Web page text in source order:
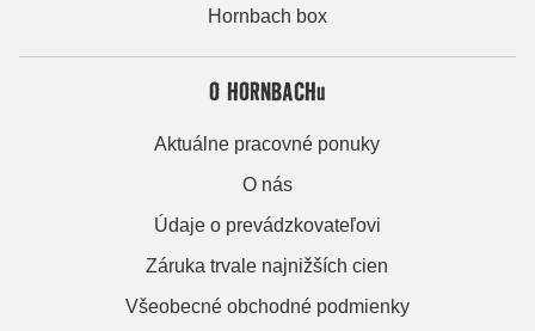
Hornbach box
O HORNBACHu
Aktuálne pracovné ponuky
O nás
Údaje o prevádzkovateľovi
Záruka trvale najnižších cien
Všeobecné obchodné podmienky